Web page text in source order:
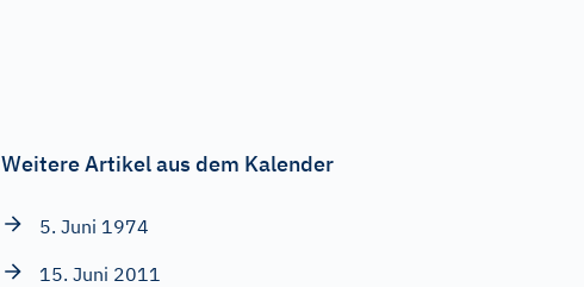
Weitere Artikel aus dem Kalender
5. Juni 1974
15. Juni 2011